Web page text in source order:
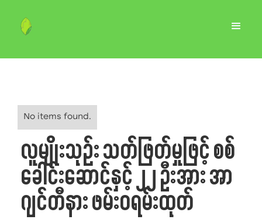
No items found.
လူမျိုးသုဉ်း သတ်ဖြတ်မှုဖြင့် စစ်
ခေါင်းဆောင်နှင့် ၂၂ ဦးအား အာ
ဂျင်တီနား ဖမ်းဝရမ်းထုတ်